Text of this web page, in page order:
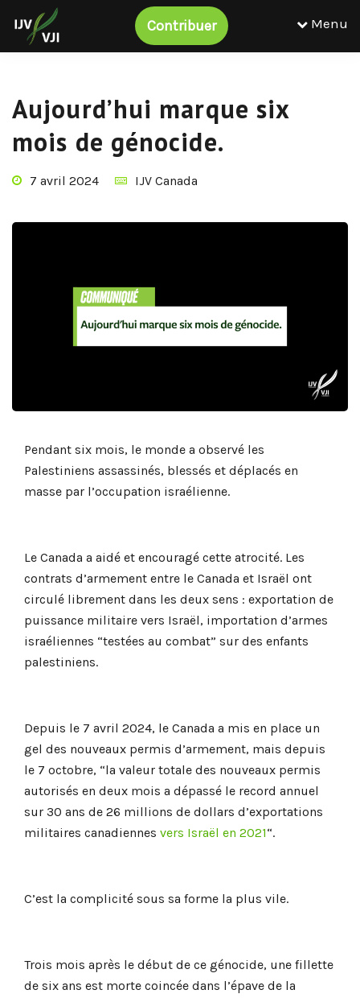
Contribuer Menu
Aujourd’hui marque six
mois de génocide.
7 avril 2024 IJV Canada
Pendant six mois, le monde a observé les
Palestiniens assassinés, blessés et déplacés en
masse par l’occupation israélienne.
Le Canada a aidé et encouragé cette atrocité. Les
contrats d’armement entre le Canada et Israël ont
circulé librement dans les deux sens : exportation de
puissance militaire vers Israël, importation d’armes
israéliennes “testées au combat” sur des enfants
palestiniens.
Depuis le 7 avril 2024, le Canada a mis en place un
gel des nouveaux permis d’armement, mais depuis
le 7 octobre, “la valeur totale des nouveaux permis
autorisés en deux mois a dépassé le record annuel
sur 30 ans de 26 millions de dollars d’exportations
militaires canadiennes vers Israël en 2021“.
C’est la complicité sous sa forme la plus vile.
Trois mois après le début de ce génocide, une fillette
de six ans est morte coincée dans l’épave de la